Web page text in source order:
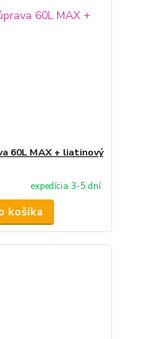
60L MAX + liatinový
expedícia 3-5 dní
košíka